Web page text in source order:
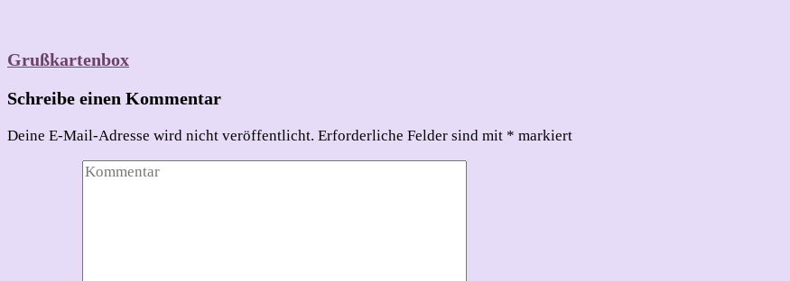
Grußkartenbox
Schreibe einen Kommentar
Deine E-Mail-Adresse wird nicht veröffentlicht. Erforderliche Felder sind mit * markiert